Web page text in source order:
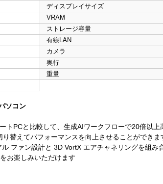
ディスプレイサイズ
VRAM
ストレージ容量
有線LAN
カメラ
奥行
重量
ソコン
PCと比較して、生成AIワークフローで20倍以上
替えてパフォーマンスを向上させることができま
ファン設計と 3D VortX エアチャネリングを組み
お楽しみいただけます